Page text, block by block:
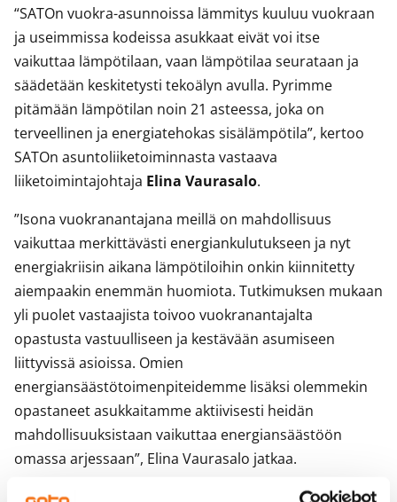
“SATOn vuokra-asunnoissa lämmitys kuuluu vuokraan
ja useimmissa kodeissa asukkaat eivät voi itse
vaikuttaa lämpötilaan, vaan lämpötilaa seurataan ja
säädetään keskitetysti tekoälyn avulla. Pyrimme
pitämään lämpötilan noin 21 asteessa, joka on
terveellinen ja energiatehokas sisälämpötila”, kertoo
SATOn asuntoliiketoiminnasta vastaava
liiketoimintajohtaja Elina Vaurasalo.
”Isona vuokranantajana meillä on mahdollisuus
vaikuttaa merkittävästi energiankulutukseen ja nyt
energiakriisin aikana lämpötiloihin onkin kiinnitetty
aiempaakin enemmän huomiota. Tutkimuksen mukaan
yli puolet vastaajista toivoo vuokranantajalta
opastusta vastuulliseen ja kestävään asumiseen
liittyvissä asioissa. Omien
energiansäästötoimenpiteidemme lisäksi olemmekin
opastaneet asukkaitamme aktiivisesti heidän
mahdollisuuksistaan vaikuttaa energiansäästöön
omassa arjessaan”, Elina Vaurasalo jatkaa.
Lähes jokainen vuokralla asuva kierrättää – 53 %